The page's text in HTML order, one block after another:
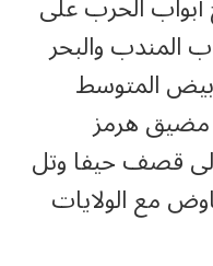
المندب والبحر
المتوسط
مضيق هرمز
إلى قصف حيفا وتل
مع الولايات